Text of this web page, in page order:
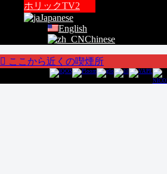
ホリックTV2
Japanese
English
Chinese
ここから近くの喫煙所